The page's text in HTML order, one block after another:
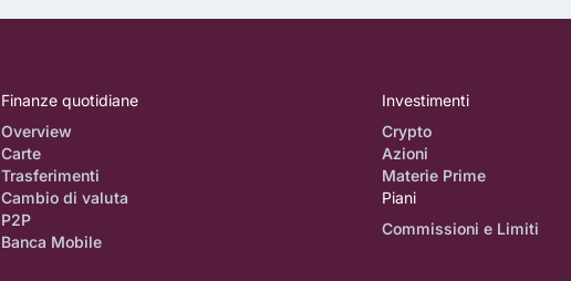
Finanze quotidiane
Overview
Carte
Trasferimenti
Cambio di valuta
P2P
Banca Mobile
Investimenti
Crypto
Azioni
Materie Prime
Piani
Commissioni e Limiti